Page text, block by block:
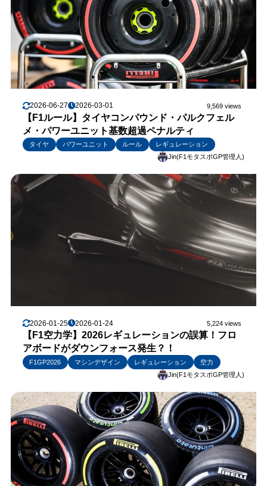
2026-06-27 2026-03-01 9,569 views
【F1ルール】タイヤコンパウンド・パルクフェル
メ・パワーユニット基数超過ペナルティ
タイヤ パワーユニット ルール
レギュレーション
Jin(F1モタスポGP管理人)
2026-01-25 2026-01-24 5,224 views
【F1空力学】2026レギュレーションの誤算！フロ
アボードがダウンフォース発生？！
F1GP2026 マシンデザイン レギュレーション
空力
Jin(F1モタスポGP管理人)